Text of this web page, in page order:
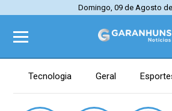
Domingo, 09 de Agosto
Tecnologia Geral